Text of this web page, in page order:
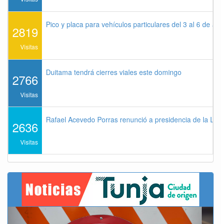
2819
Visitas
Pico y placa para vehículos particulares del 3 al 6 de
2766
Visitas
Duitama tendrá cierres viales este domingo
2636
Visitas
Rafael Acevedo Porras renunció a presidencia de la
Previous Next